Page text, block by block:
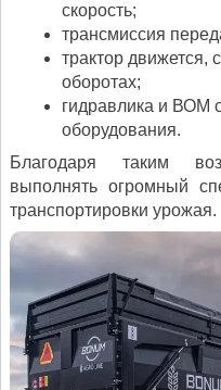
скорость;
трансмиссия
трактор движется,
оборотах;
гидравлика и ВОМ
оборудования.
Благодаря таким
выполнять огромный
транспортировки урожая.